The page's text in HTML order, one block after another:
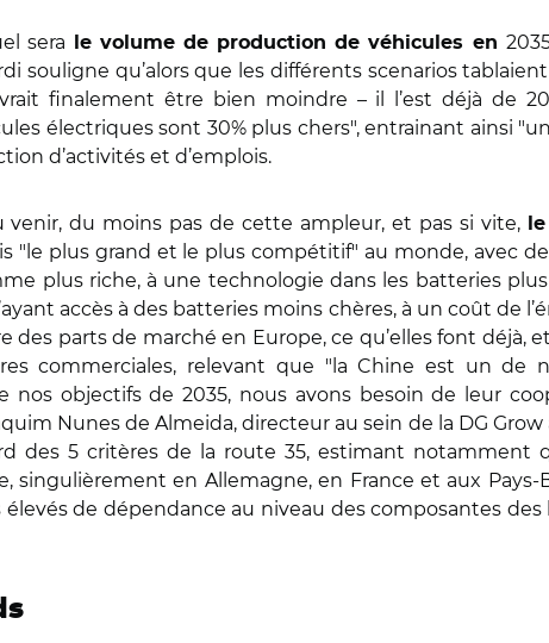
sera le volume de production de véhicules en
souligne qu’alors que les différents scenarios
finalement être bien moindre – il l’est déjà de
électriques sont 30% plus chers", entrainant ainsi
d’activités et d’emplois.
venir, du moins pas de cette ampleur, et pas si vite,
"le plus grand et le plus compétitif" au monde, avec
plus riche, à une technologie dans les batteries
accès à des batteries moins chères, à un coût de
des parts de marché en Europe, ce qu’elles font déjà,
commerciales, relevant que "la Chine est un de
nos objectifs de 2035, nous avons besoin de leur
Nunes de Almeida, directeur au sein de la DG
des 5 critères de la route 35, estimant notamment
singulièrement en Allemagne, en France et aux Pays-
de dépendance au niveau des composantes